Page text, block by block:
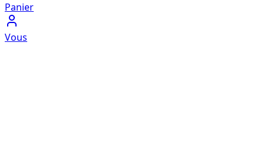
Panier
Vous